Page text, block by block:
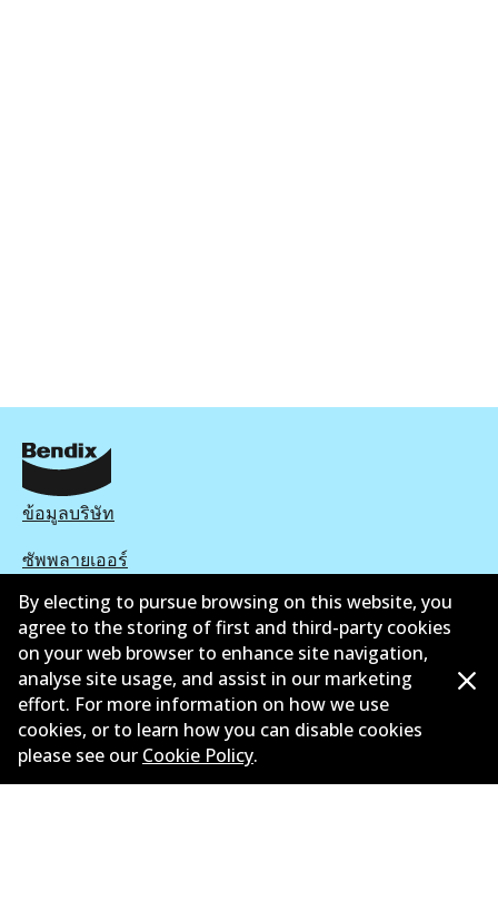
ข้อมูลบริษัท
ซัพพลายเออร์
ติดต่อ
นโยบายความเป็นส่วนตัว
การรับประกัน
ข้อกำหนดและเงื่อนไข
By electing to pursue browsing on this website, you
agree to the storing of first and third-party cookies
on your web browser to enhance site navigation,
analyse site usage, and assist in our marketing
effort. For more information on how we use
cookies, or to learn how you can disable cookies
please see our Cookie Policy.